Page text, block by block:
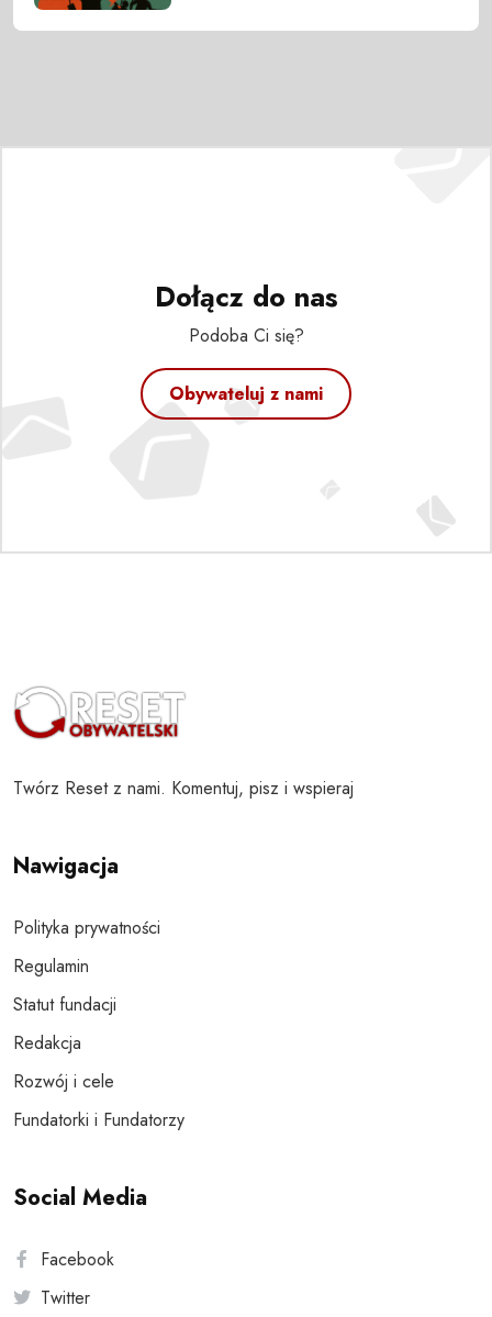
Dołącz do nas
Podoba Ci się?
Obywateluj z nami
Twórz Reset z nami. Komentuj, pisz i wspieraj
Nawigacja
Polityka prywatności
Regulamin
Statut fundacji
Redakcja
Rozwój i cele
Fundatorki i Fundatorzy
Social Media
Facebook
Twitter